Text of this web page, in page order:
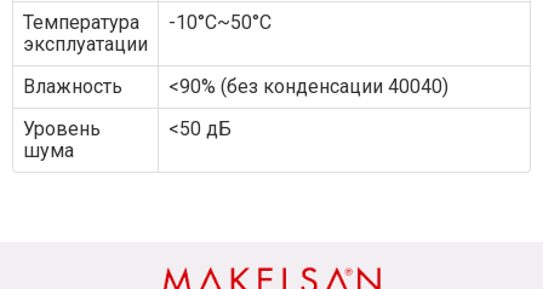
Температура
эксплуатации
-10°C~50°C
Влажность
<90% (без конденсации 40040)
Уровень
шума
<50 дБ